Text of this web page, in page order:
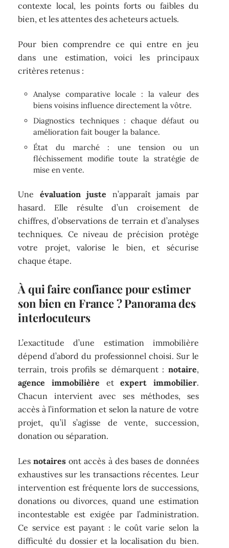
contexte local, les points forts ou faibles du
bien, et les attentes des acheteurs actuels.
Pour bien comprendre ce qui entre en jeu
dans une estimation, voici les principaux
critères retenus :
Analyse comparative locale : la valeur des
biens voisins influence directement la vôtre.
Diagnostics techniques : chaque défaut ou
amélioration fait bouger la balance.
État du marché : une tension ou un
fléchissement modifie toute la stratégie de
mise en vente.
Une évaluation juste n’apparaît jamais par
hasard. Elle résulte d’un croisement de
chiffres, d’observations de terrain et d’analyses
techniques. Ce niveau de précision protège
votre projet, valorise le bien, et sécurise
chaque étape.
À qui faire confiance pour estimer
son bien en France ? Panorama des
interlocuteurs
L’exactitude d’une estimation immobilière
dépend d’abord du professionnel choisi. Sur le
terrain, trois profils se démarquent : notaire,
agence immobilière etexpert immobilier.
Chacun intervient avec ses méthodes, ses
accès à l’information et selon la nature de votre
projet, qu’il s’agisse de vente, succession,
donation ou séparation.
Lesnotaires ont accès à des bases de données
exhaustives sur les transactions récentes. Leur
intervention est fréquente lors de successions,
donations ou divorces, quand une estimation
incontestable est exigée par l’administration.
Ce service est payant : le coût varie selon la
difficulté du dossier et la localisation du bien.